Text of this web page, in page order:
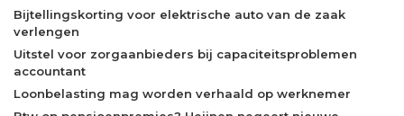
Bijtellingskorting voor elektrische auto van de zaak
verlengen
Uitstel voor zorgaanbieders bij capaciteitsproblemen
accountant
Loonbelasting mag worden verhaald op werknemer